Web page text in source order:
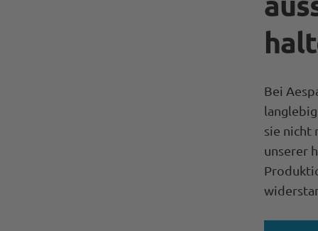
Bei
sie nicht
unserer